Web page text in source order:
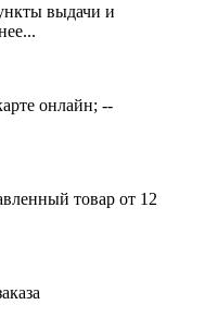
выдачи и
онлайн; --
товар от 12